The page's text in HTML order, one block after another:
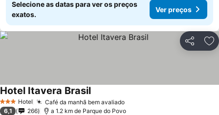
Selecione as datas para ver os preços
exatos.
Ver preços
Partilhar
3 EstrelasHotel Café da manhã bem avaliado
Hotel Itavera Brasil
6,1 266 a 1.2 km de Parque do Povo